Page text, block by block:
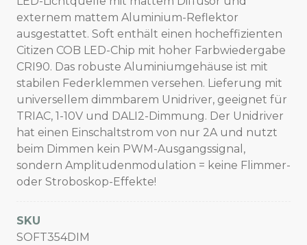
externem mattem Aluminium-Reflektor
ausgestattet. Soft enthält einen hocheffizienten
Citizen COB LED-Chip mit hoher Farbwiedergabe
CRI90. Das robuste Aluminiumgehäuse ist mit
stabilen Federklemmen versehen. Lieferung mit
universellem dimmbarem Unidriver, geeignet für
TRIAC, 1-10V und DALI2-Dimmung. Der Unidriver
hat einen Einschaltstrom von nur 2A und nutzt
beim Dimmen kein PWM-Ausgangssignal,
sondern Amplitudenmodulation = keine Flimmer-
oder Stroboskop-Effekte!
SKU
SOFT354DIM